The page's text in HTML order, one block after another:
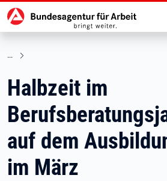
zu den Hauptinhalten springen
Hauptnavigation
Halbzeit im
auf dem
im März